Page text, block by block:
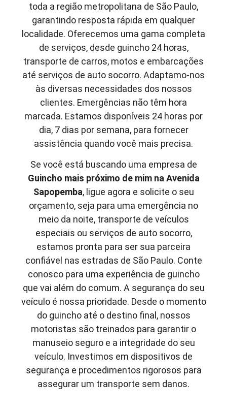
toda a região metropolitana de São Paulo,
garantindo resposta rápida em qualquer
localidade. Oferecemos uma gama completa
de serviços, desde guincho 24 horas,
transporte de carros, motos e embarcações
até serviços de auto socorro. Adaptamo-nos
às diversas necessidades dos nossos
clientes. Emergências não têm hora
marcada. Estamos disponíveis 24 horas por
dia, 7 dias por semana, para fornecer
assistência quando você mais precisa.
Se você está buscando uma empresa de
Guincho mais próximo de mim na Avenida
Sapopemba, ligue agora e solicite o seu
orçamento, seja para uma emergência no
meio da noite, transporte de veículos
especiais ou serviços de auto socorro,
estamos pronta para ser sua parceira
confiável nas estradas de São Paulo. Conte
conosco para uma experiência de guincho
que vai além do comum. A segurança do seu
veículo é nossa prioridade. Desde o momento
do guincho até o destino final, nossos
motoristas são treinados para garantir o
manuseio seguro e a integridade do seu
veículo. Investimos em dispositivos de
segurança e procedimentos rigorosos para
assegurar um transporte sem danos.